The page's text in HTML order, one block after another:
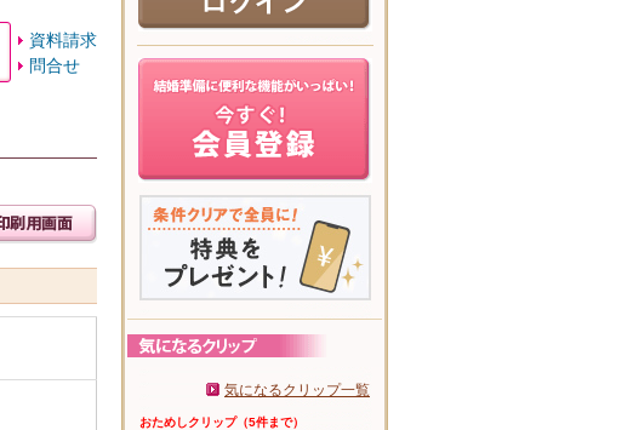
資料請求
問合せ
気になるクリップ一覧
おためしクリップ（5件まで）